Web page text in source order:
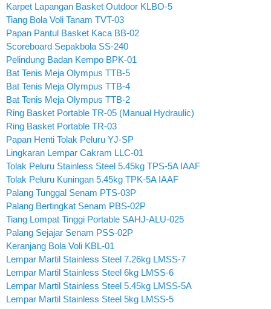
Karpet Lapangan Basket Outdoor KLBO-5
Tiang Bola Voli Tanam TVT-03
Papan Pantul Basket Kaca BB-02
Scoreboard Sepakbola SS-240
Pelindung Badan Kempo BPK-01
Bat Tenis Meja Olympus TTB-5
Bat Tenis Meja Olympus TTB-4
Bat Tenis Meja Olympus TTB-2
Ring Basket Portable TR-05 (Manual Hydraulic)
Ring Basket Portable TR-03
Papan Henti Tolak Peluru YJ-SP
Lingkaran Lempar Cakram LLC-01
Tolak Peluru Stainless Steel 5.45kg TPS-5A IAAF
Tolak Peluru Kuningan 5.45kg TPK-5A IAAF
Palang Tunggal Senam PTS-03P
Palang Bertingkat Senam PBS-02P
Tiang Lompat Tinggi Portable SAHJ-ALU-025
Palang Sejajar Senam PSS-02P
Keranjang Bola Voli KBL-01
Lempar Martil Stainless Steel 7.26kg LMSS-7
Lempar Martil Stainless Steel 6kg LMSS-6
Lempar Martil Stainless Steel 5.45kg LMSS-5A
Lempar Martil Stainless Steel 5kg LMSS-5